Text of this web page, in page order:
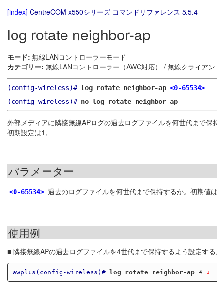
[index] CentreCOM x550シリーズ コマンドリファレンス 5.5.4
log rotate neighbor-ap
モード: 無線LANコントローラーモード
カテゴリー: 無線LANコントローラー（AWC対応） / 無線クライア
(config-wireless)# log rotate neighbor-ap <0-65534>
(config-wireless)# no log rotate neighbor-ap
外部メディアに隣接無線APログの過去ログファイルを何世代まで保
初期設定は1。
パラメーター
<0-65534> 過去のログファイルを何世代まで保持するか。初期値
使用例
■ 隣接無線APの過去ログファイルを4世代まで保持するよう設定す
awplus(config-wireless)# log rotate neighbor-ap 4 ↓